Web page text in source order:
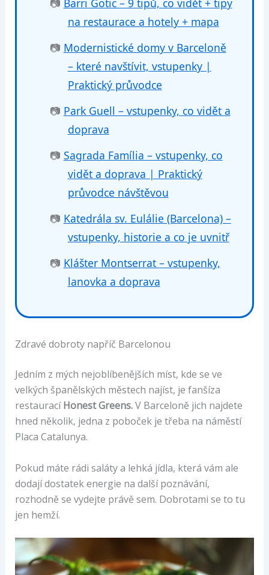
📷 Barri Gotic – 9 tipů, co vidět + tipy
na restaurace a hotely + mapa
📷 Modernistické domy v Barceloně
– které navštívit, vstupenky |
Praktický průvodce
📷 Park Guell – vstupenky, co vidět a
doprava
📷 Sagrada Família – vstupenky, co
vidět a doprava | Praktický
průvodce návštěvou
📷 Katedrála sv. Eulálie (Barcelona) –
vstupenky, historie a co je uvnitř
📷 Klášter Montserrat – vstupenky,
lanovka a doprava
Zdravé dobroty napříč Barcelonou
Jedním z mých nejoblíbenějších míst, kde se ve
velkých španělských městech najíst, je fanšíza
restauracíHonest Greens.V Barceloně jich najdete
hned několik, jedna z poboček je třeba na náměstí
Placa Catalunya.
Pokud máte rádi saláty a lehká jídla, která vám ale
dodají dostatek energie na další poznávání,
rozhodně se vydejte právě sem. Dobrotami se to tu
jen hemží.